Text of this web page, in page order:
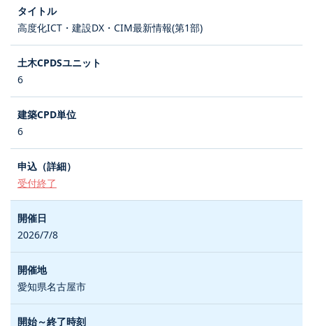
高度化ICT・建設DX・CIM最新情報(第1部)
6
6
受付終了
2026/7/8
愛知県名古屋市